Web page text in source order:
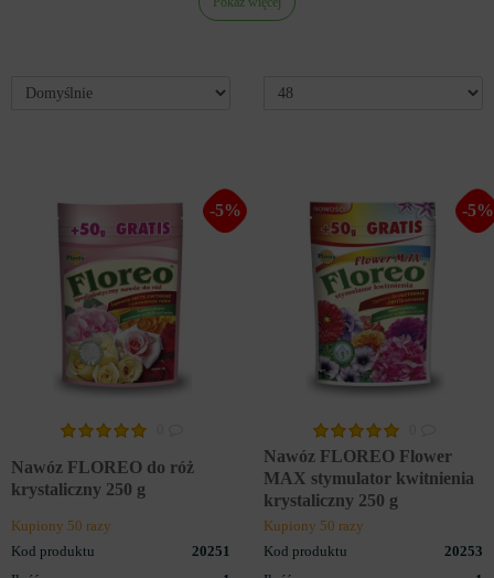
NAWOZY DO KWIATÓW
-5%
Nawóz FLOREO do róż
krystaliczny 250 g
Kupiony 50 razy
Kod produktu
20251
-5%
Nawóz FLOREO Flower
MAX stymulator kwitnienia
krystaliczny 250 g
Kupiony 50 razy
Kod produktu
20253